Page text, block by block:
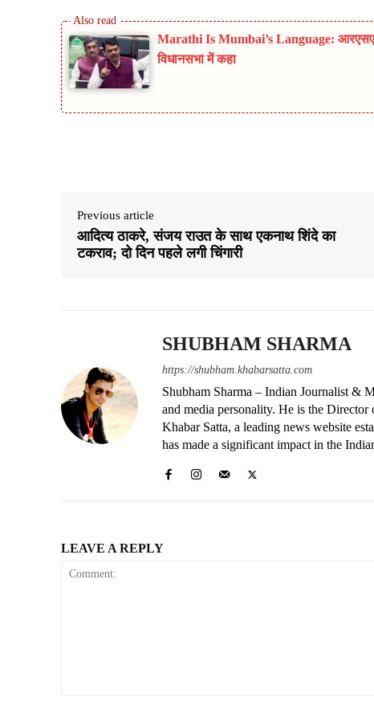
Marathi Is Mumbai’s Language:
विधानसभा में कहा
Previous article
आदित्य ठाकरे, संजय राउत के साथ एकनाथ शिंदे का
टकराव; दो दिन पहले लगी चिंगारी
SHUBHAM SHARMA
https://shubham.khabarsatta.com
Shubham Sharma – Indian Journalist &
and media personality. He is the
Khabar Satta, a leading news website
has made a significant impact in the
LEAVE A REPLY